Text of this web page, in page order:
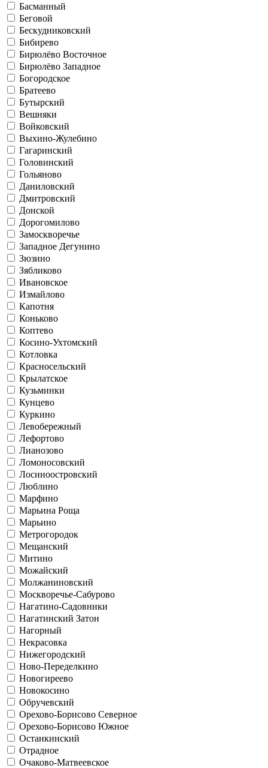
Басманный
Беговой
Бескудниковский
Бибирево
Бирюлёво Восточное
Бирюлёво Западное
Богородское
Братеево
Бутырский
Вешняки
Войковский
Выхино-Жулебино
Гагаринский
Головинский
Гольяново
Даниловский
Дмитровский
Донской
Дорогомилово
Замоскворечье
Западное Дегунино
Зюзино
Зябликово
Ивановское
Измайлово
Капотня
Коньково
Коптево
Косино-Ухтомский
Котловка
Красносельский
Крылатское
Кузьминки
Кунцево
Куркино
Левобережный
Лефортово
Лианозово
Ломоносовский
Лосиноостровский
Люблино
Марфино
Марьина Роща
Марьино
Метрогородок
Мещанский
Митино
Можайский
Молжаниновский
Москворечье-Сабурово
Нагатино-Садовники
Нагатинский Затон
Нагорный
Некрасовка
Нижегородский
Ново-Переделкино
Новогиреево
Новокосино
Обручевский
Орехово-Борисово Северное
Орехово-Борисово Южное
Останкинский
Отрадное
Очаково-Матвеевское